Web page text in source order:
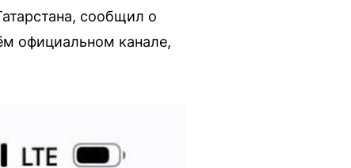
сообщил о
официальном канале,